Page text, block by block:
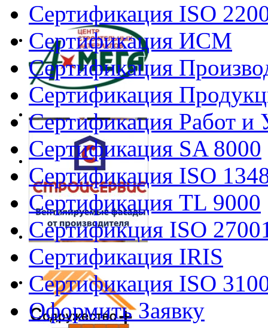
Сертификация ISO
Сертификация ИСМ
Сертификация
Сертификация
Сертификация Работ и
Сертификация SA 8000
Сертификация ISO
Сертификация TL 9000
Сертификция ISO
Сертификация IRIS
Сертификация ISO
Оформить Заявку